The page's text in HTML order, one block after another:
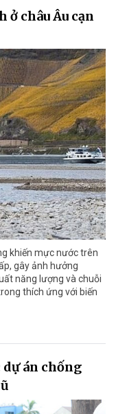
ở châu Âu cạn
khiến mực nước trên
gây ảnh hưởng
năng lượng và chuỗi
thích ứng với biến
dự án chống